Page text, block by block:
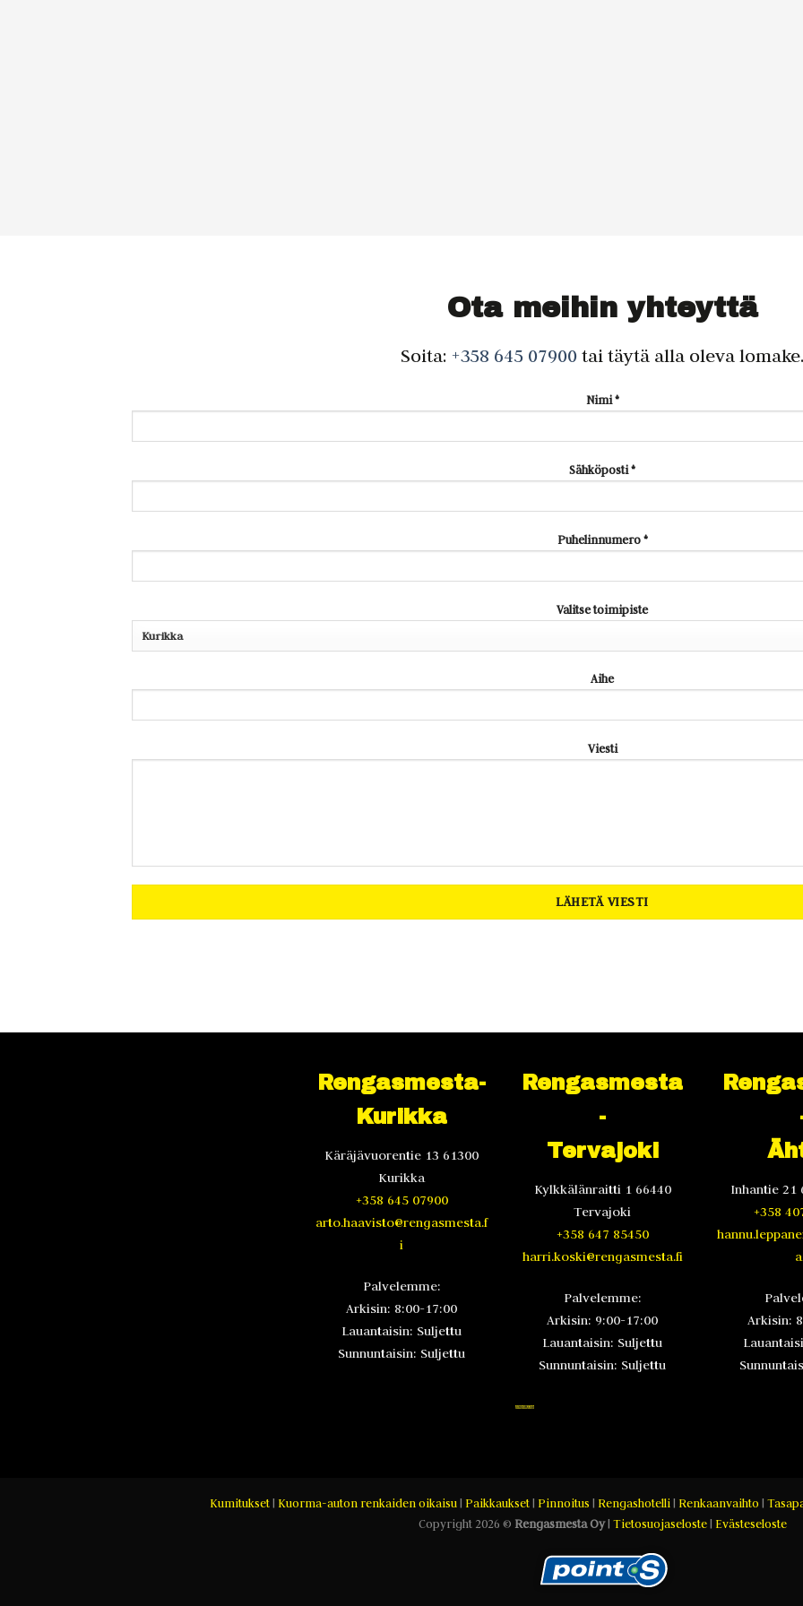
Ota meihin yhteyttä
Soita: +358 645 07900tai täytä alla oleva lomake.
Nimi *
Sähköposti *
Puhelinnumero *
Valitse toimipiste
Aihe
Viesti
Rengasmesta-
Kurikka
Käräjävuorentie 13 61300
Kurikka
+358 645 07900
arto.haavisto@rengasmesta.f
i
Palvelemme:
Arkisin: 8:00-17:00
Lauantaisin: Suljettu
Sunnuntaisin: Suljettu
Rengasmesta
-
Tervajoki
Kylkkälänraitti 1 66440
Tervajoki
+358 647 85450
harri.koski@rengasmesta.fi
Palvelemme:
Arkisin: 9:00-17:00
Lauantaisin: Suljettu
Sunnuntaisin: Suljettu
Inhantie 21
+358
Arkisin:
Kumitukset| Kuorma-auton renkaiden oikaisu| Paikkaukset| Pinnoitus | Rengashotelli| Renkaanvaihto |
Copyright 2026 © Rengasmesta Oy| Tietosuojaseloste| Evästeseloste